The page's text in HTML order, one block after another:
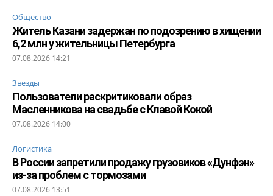
Общество
Житель Казани задержан по подозрению в хищении
6,2 млн у жительницы Петербурга
07.08.2026 14:21
Звезды
Пользователи раскритиковали образ
Масленникова на свадьбе с Клавой Кокой
07.08.2026 14:00
Логистика
В России запретили продажу грузовиков «Дунфэн»
из-за проблем с тормозами
07.08.2026 13:51